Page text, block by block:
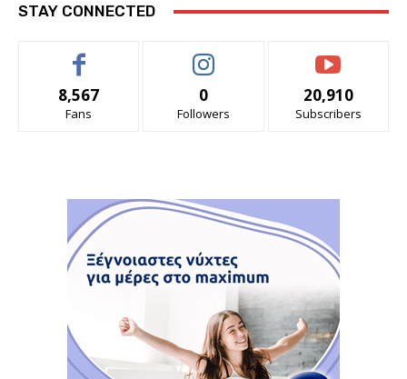
STAY CONNECTED
8,567
Fans
0
Followers
20,910
Subscribers